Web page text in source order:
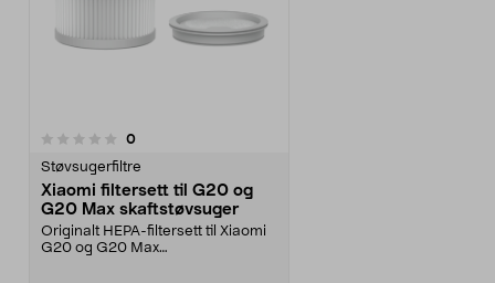
0anmeldelser
Støvsugerfiltre
Xiaomi filtersett til G20 og
G20 Max skaftstøvsuger
Originalt HEPA-filtersett til Xiaomi
G20 og G20 Max